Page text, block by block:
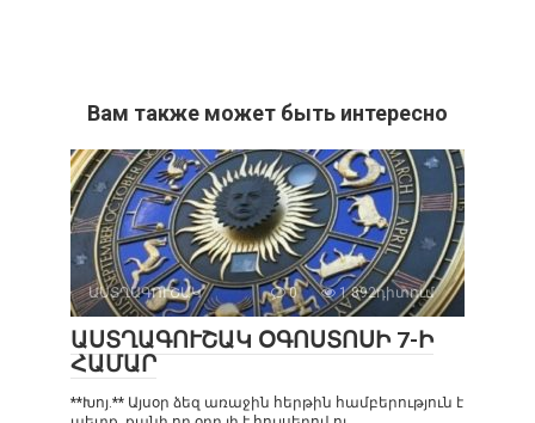
Вам также может быть интересно
ԱՍՏՂԱԳՈՒՇԱԿ 0 1 892դիտում
ԱՍՏՂԱԳՈՒՇԱԿ ՕԳՈՍՏՈՍԻ 7-Ի
ՀԱՄԱՐ
**Խոյ.** Այսօր ձեզ առաջին հերթին համբերություն է